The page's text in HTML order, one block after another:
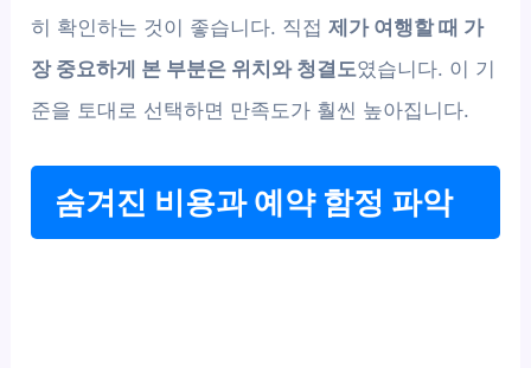
히 확인하는 것이 좋습니다. 직접제가 여행할 때 가
장 중요하게 본 부분은 위치와 청결도였습니다. 이 기
준을 토대로 선택하면 만족도가 훨씬 높아집니다.
숨겨진 비용과 예약 함정 파악